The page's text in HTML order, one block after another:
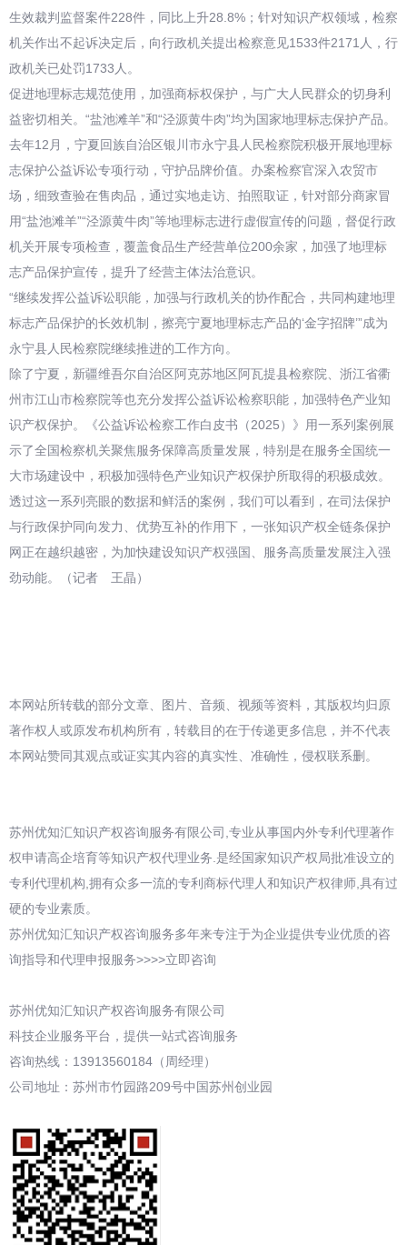
生效裁判监督案件228件，同比上升28.8%；针对知识产权领域，检察
机关作出不起诉决定后，向行政机关提出检察意见1533件2171人，行
政机关已处罚1733人。
促进地理标志规范使用，加强商标权保护，与广大人民群众的切身利
益密切相关。“盐池滩羊”和“泾源黄牛肉”均为国家地理标志保护产品。
去年12月，宁夏回族自治区银川市永宁县人民检察院积极开展地理标
志保护公益诉讼专项行动，守护品牌价值。办案检察官深入农贸市
场，细致查验在售肉品，通过实地走访、拍照取证，针对部分商家冒
用“盐池滩羊”“泾源黄牛肉”等地理标志进行虚假宣传的问题，督促行政
机关开展专项检查，覆盖食品生产经营单位200余家，加强了地理标
志产品保护宣传，提升了经营主体法治意识。
“继续发挥公益诉讼职能，加强与行政机关的协作配合，共同构建地理
标志产品保护的长效机制，擦亮宁夏地理标志产品的‘金字招牌’”成为
永宁县人民检察院继续推进的工作方向。
除了宁夏，新疆维吾尔自治区阿克苏地区阿瓦提县检察院、浙江省衢
州市江山市检察院等也充分发挥公益诉讼检察职能，加强特色产业知
识产权保护。《公益诉讼检察工作白皮书（2025）》用一系列案例展
示了全国检察机关聚焦服务保障高质量发展，特别是在服务全国统一
大市场建设中，积极加强特色产业知识产权保护所取得的积极成效。
透过这一系列亮眼的数据和鲜活的案例，我们可以看到，在司法保护
与行政保护同向发力、优势互补的作用下，一张知识产权全链条保护
网正在越织越密，为加快建设知识产权强国、服务高质量发展注入强
劲动能。（记者 王晶）
本网站所转载的部分文章、图片、音频、视频等资料，其版权均归原
著作权人或原发布机构所有，转载目的在于传递更多信息，并不代表
本网站赞同其观点或证实其内容的真实性、准确性，侵权联系删。
苏州优知汇知识产权咨询服务有限公司,专业从事国内外专利代理著作
权申请高企培育等知识产权代理业务.是经国家知识产权局批准设立的
专利代理机构,拥有众多一流的专利商标代理人和知识产权律师,具有过
硬的专业素质。
苏州优知汇知识产权咨询服务多年来专注于为企业提供专业优质的咨
询指导和代理申报服务>>>>立即咨询
苏州优知汇知识产权咨询服务有限公司
科技企业服务平台，提供一站式咨询服务
咨询热线：13913560184（周经理）
公司地址：苏州市竹园路209号中国苏州创业园